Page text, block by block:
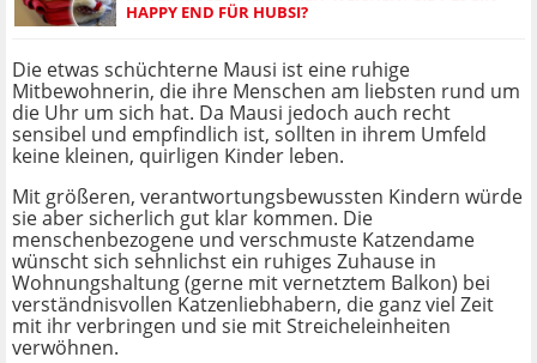
HAPPY END FÜR HUBSI?
Die etwas schüchterne Mausi ist eine ruhige
Mitbewohnerin, die ihre Menschen am liebsten rund um
die Uhr um sich hat. Da Mausi jedoch auch recht
sensibel und empfindlich ist, sollten in ihrem Umfeld
keine kleinen, quirligen Kinder leben.
Mit größeren, verantwortungsbewussten Kindern würde
sie aber sicherlich gut klar kommen. Die
menschenbezogene und verschmuste Katzendame
wünscht sich sehnlichst ein ruhiges Zuhause in
Wohnungshaltung (gerne mit vernetztem Balkon) bei
verständnisvollen Katzenliebhabern, die ganz viel Zeit
mit ihr verbringen und sie mit Streicheleinheiten
verwöhnen.